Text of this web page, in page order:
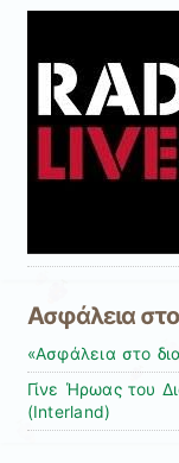
Ασφάλεια
«Ασφάλεια στο
Γίνε Ήρωας του
(Interland)